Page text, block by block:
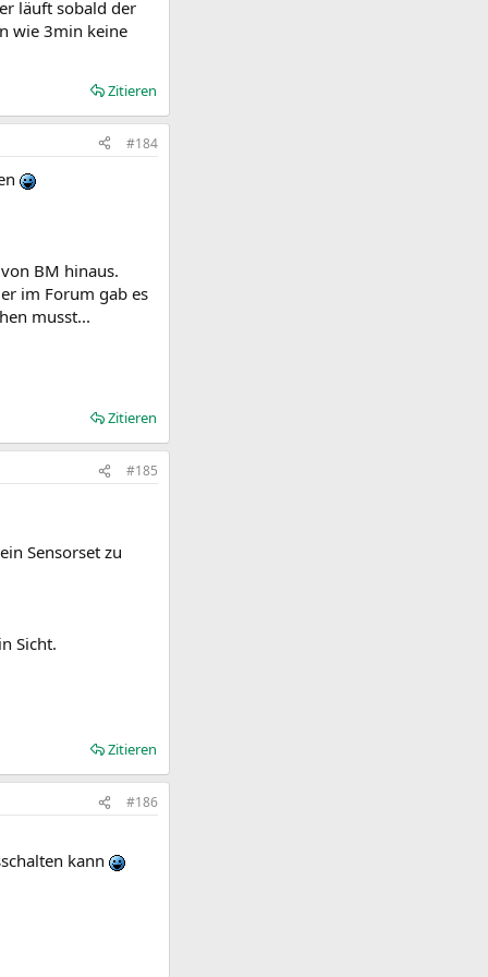
läuft sobald der
wie 3min keine
Zitieren
#184
BM hinaus.
im Forum gab es
musst...
Zitieren
#185
Sensorset zu
Sicht.
Zitieren
#186
kann